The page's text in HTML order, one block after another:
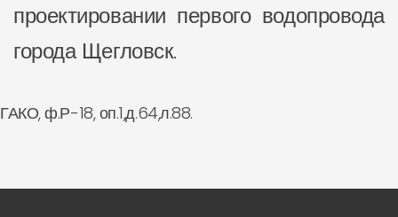
проектировании первого водопровода
города Щегловск.
ГАКО, ф.Р-18, оп.1,д.64,л.88.